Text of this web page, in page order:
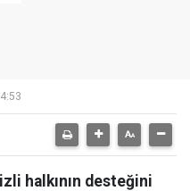
halkının desteğini